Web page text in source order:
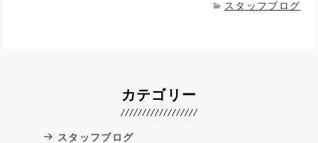
スタッフブログ
カテゴリー
スタッフブログ